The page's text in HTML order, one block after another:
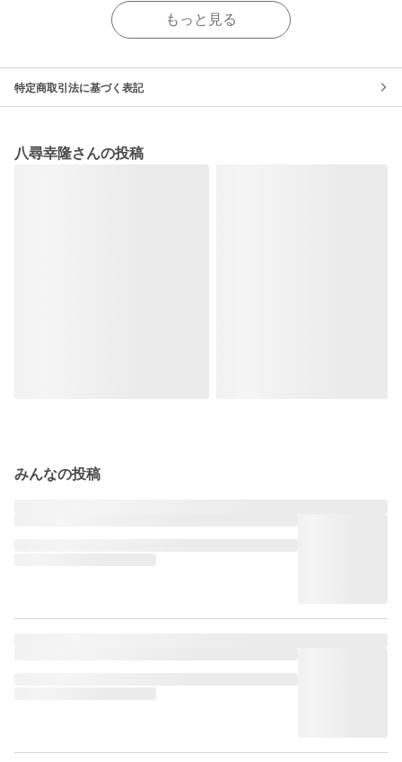
もっと見る
特定商取引法に基づく表記
八尋幸隆さんの投稿
みんなの投稿